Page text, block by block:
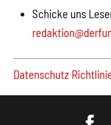
Schicke uns
Datenschutz